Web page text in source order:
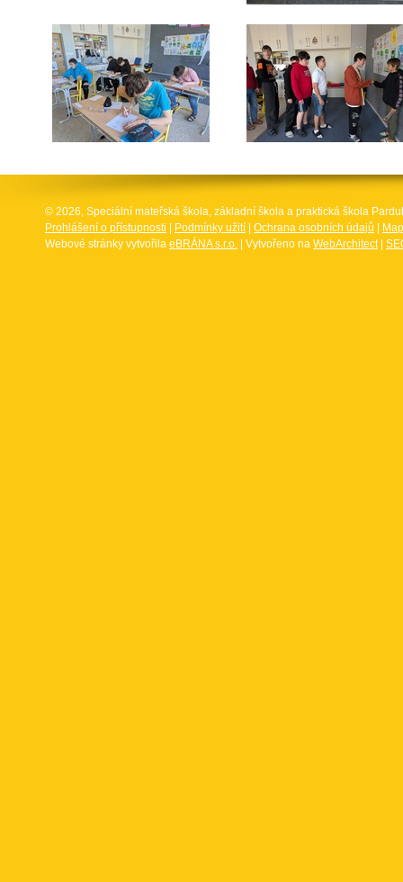
© 2026, Speciální mateřská škola, základní škola a praktická škola
Prohlášení o přístupnosti
Podmínky užití Ochrana osobních údajů
Webové stránky vytvořila eBRÁNA s.r.o. | Vytvořeno na WebArchitect|